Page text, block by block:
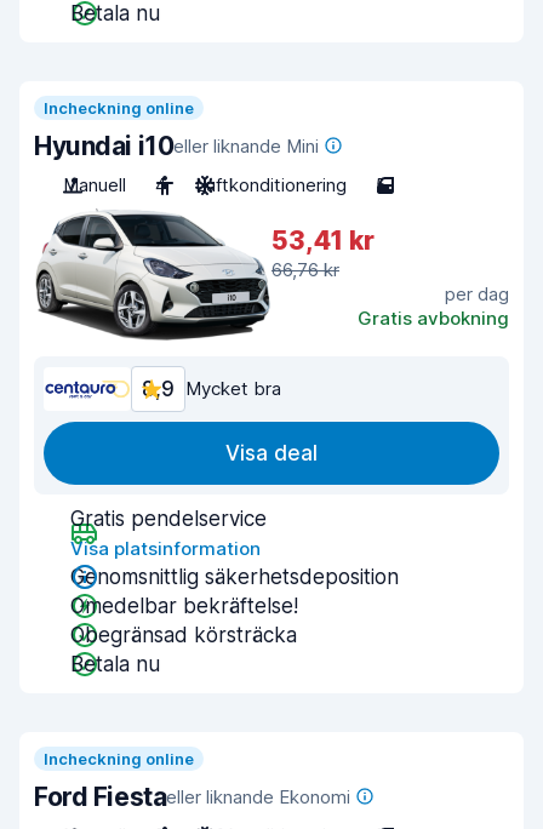
Betala nu
Incheckning online
Hyundai i10eller liknande Mini
Manuell
4 Luftkonditionering 5
53,41 kr
66,76 kr
per dag
Gratis avbokning
8,9 Mycket bra
Visa deal
Gratis pendelservice
Visa platsinformation
Genomsnittlig säkerhetsdeposition
Omedelbar bekräftelse!
Obegränsad körsträcka
Betala nu
Incheckning online
Ford Fiestaeller liknande Ekonomi